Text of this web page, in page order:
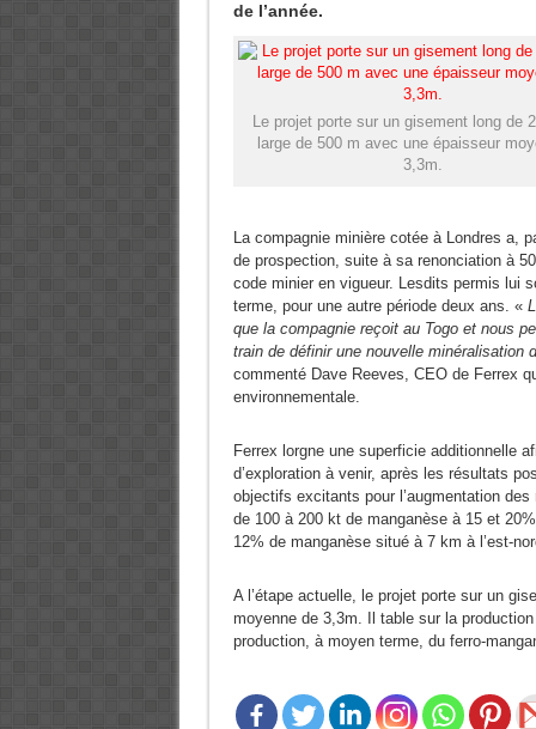
de l’année.
Le projet porte sur un gisement long de
large de 500 m avec une épaisseur
3,3m.
La compagnie minière cotée à Londres a,
de prospection, suite à sa renonciation à
code minier en vigueur. Lesdits permis lui
terme, pour une autre période deux ans. «
que la compagnie reçoit au Togo et nous
train de définir une nouvelle minéralisation
commenté Dave Reeves, CEO de Ferrex
environnementale.
Ferrex lorgne une superficie additionnelle
d’exploration à venir, après les résultats
objectifs excitants pour l’augmentation
de 100 à 200 kt de manganèse à 15 et
12% de manganèse situé à 7 km à l’est-
A l’étape actuelle, le projet porte sur un
moyenne de 3,3m. Il table sur la
production, à moyen terme, du ferro-